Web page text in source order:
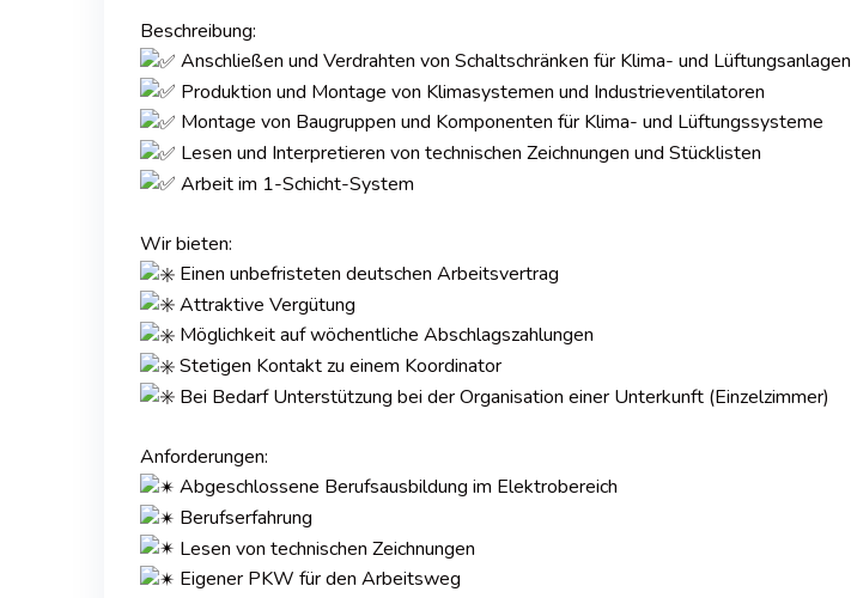
Beschreibung:
Anschließen und Verdrahten von Schaltschränken für Klima- und Lüftungsanlagen
Produktion und Montage von Klimasystemen und Industrieventilatoren
Montage von Baugruppen und Komponenten für Klima- und Lüftungssysteme
Lesen und Interpretieren von technischen Zeichnungen und Stücklisten
Arbeit im 1-Schicht-System
Wir bieten:
Einen unbefristeten deutschen Arbeitsvertrag
Attraktive Vergütung
Möglichkeit auf wöchentliche Abschlagszahlungen
Stetigen Kontakt zu einem Koordinator
Bei Bedarf Unterstützung bei der Organisation einer Unterkunft (Einzelzimmer)
Anforderungen:
Abgeschlossene Berufsausbildung im Elektrobereich
Berufserfahrung
Lesen von technischen Zeichnungen
Eigener PKW für den Arbeitsweg